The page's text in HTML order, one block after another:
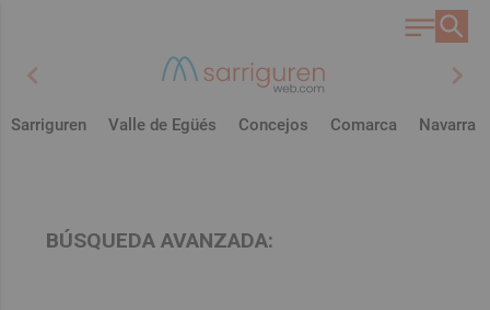
chevron_left chevron_right
Sarriguren Valle de Egüés Concejos Comarca Navarra
BÚSQUEDA AVANZADA: